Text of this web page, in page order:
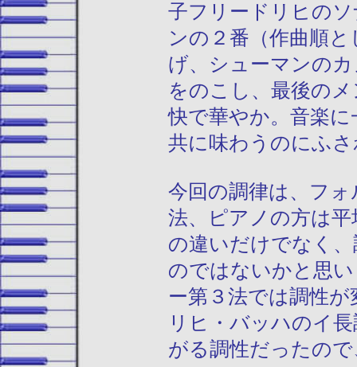
子フリードリヒの
ンの２番（作曲順
げ、シューマンの
をのこし、最後の
快で華やか。音楽
共に味わうのにふ
今回の調律は、フ
法、ピアノの方は
の違いだけでなく
のではないかと思
ー第３法では調性
リヒ・バッハのイ
がる調性だったの